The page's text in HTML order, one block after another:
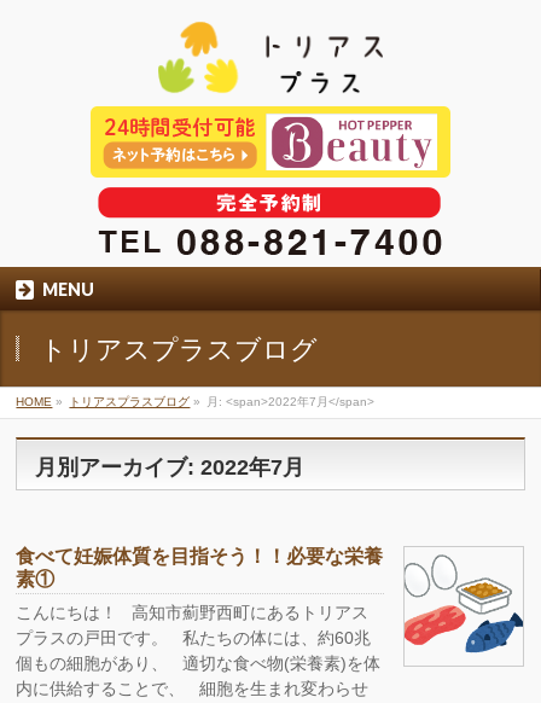
MENU
トリアスプラスブログ
HOME » トリアスプラスブログ » 月: <span>2022年7月</span>
月別アーカイブ: 2022年7月
食べて妊娠体質を目指そう！！必要な栄養
素①
こんにちは！ 高知市薊野西町にあるトリアス
プラスの戸田です。 私たちの体には、約60兆
個もの細胞があり、 適切な食べ物(栄養素)を体
内に供給することで、 細胞を生まれ変わらせ